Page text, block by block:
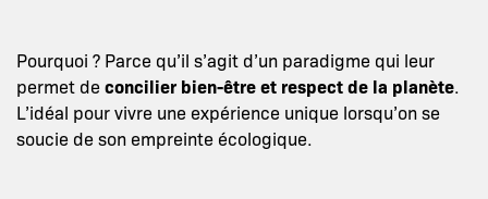
Pourquoi ? Parce qu’il s’agit d’un paradigme qui leur
permet deconcilier bien-être et respect de la planète.
L’idéal pour vivre une expérience unique lorsqu’on se
soucie de son empreinte écologique.